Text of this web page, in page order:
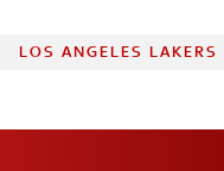
LOS ANGELES LAKERS